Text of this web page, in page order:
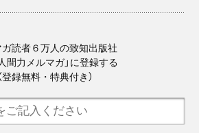
ガ読者６万人の致知出版社
間力メルマガ」に登録する
登録無料・特典付き）